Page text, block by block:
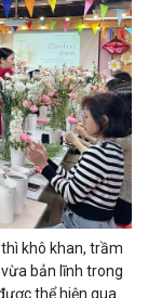
khô khan, trầm
bản lĩnh trong
thể hiện qua